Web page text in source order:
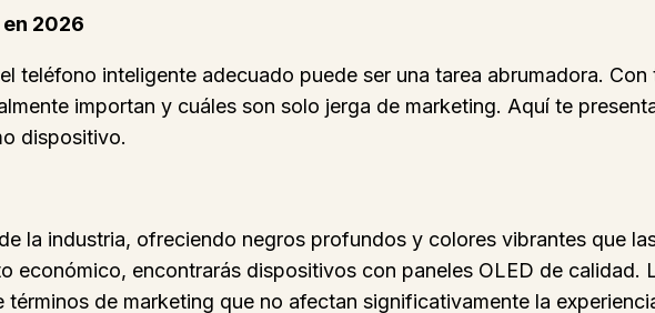
2026
teléfono inteligente adecuado puede ser una tarea abrumadora.
importan y cuáles son solo jerga de marketing. Aquí te
dispositivo.
la industria, ofreciendo negros profundos y colores vibrantes que
económico, encontrarás dispositivos con paneles OLED de calidad.
de marketing que no afectan significativamente la